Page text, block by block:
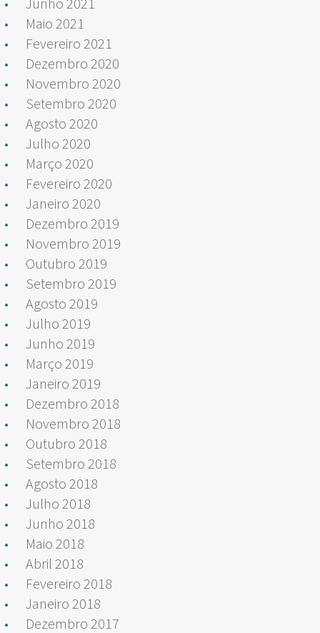
Maio 2021
Fevereiro 2021
Dezembro 2020
Novembro 2020
Setembro 2020
Agosto 2020
Julho 2020
Março 2020
Fevereiro 2020
Janeiro 2020
Dezembro 2019
Novembro 2019
Outubro 2019
Setembro 2019
Agosto 2019
Julho 2019
Junho 2019
Março 2019
Janeiro 2019
Dezembro 2018
Novembro 2018
Outubro 2018
Setembro 2018
Agosto 2018
Julho 2018
Junho 2018
Maio 2018
Abril 2018
Fevereiro 2018
Janeiro 2018
Dezembro 2017